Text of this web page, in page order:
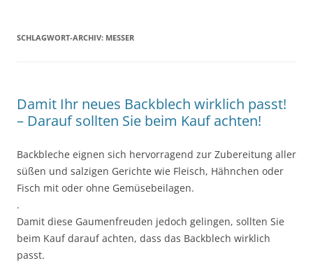
SCHLAGWORT-ARCHIV: MESSER
Damit Ihr neues Backblech wirklich passt!
– Darauf sollten Sie beim Kauf achten!
Backbleche eignen sich hervorragend zur Zubereitung aller
süßen und salzigen Gerichte wie Fleisch, Hähnchen oder
Fisch mit oder ohne Gemüsebeilagen.
.
Damit diese Gaumenfreuden jedoch gelingen, sollten Sie
beim Kauf darauf achten, dass das Backblech wirklich
passt.